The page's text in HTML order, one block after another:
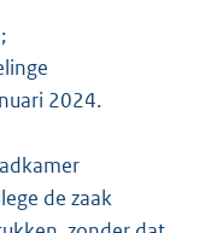
2024.
de zaak